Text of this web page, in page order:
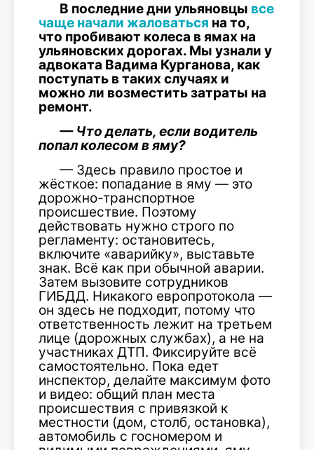
В последние дни ульяновцы все
чаще начали жаловаться на то,
что пробивают колеса в ямах на
ульяновских дорогах. Мы узнали у
адвоката Вадима Курганова, как
поступать в таких случаях и
можно ли возместить затраты на
ремонт.
— Что делать, если водитель
попал колесом в яму?
— Здесь правило простое и
жёсткое: попадание в яму — это
дорожно-транспортное
происшествие. Поэтому
действовать нужно строго по
регламенту: остановитесь,
включите «аварийку», выставьте
знак. Всё как при обычной аварии.
Затем вызовите сотрудников
ГИБДД. Никакого европротокола —
он здесь не подходит, потому что
ответственность лежит на третьем
лице (дорожных службах), а не на
участниках ДТП. Фиксируйте всё
самостоятельно. Пока едет
инспектор, делайте максимум фото
и видео: общий план места
происшествия с привязкой к
местности (дом, столб, остановка),
автомобиль с госномером и